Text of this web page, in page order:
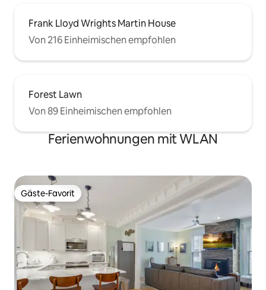
Frank Lloyd Wrights Martin House
Von 216 Einheimischen empfohlen
Forest Lawn
Von 89 Einheimischen empfohlen
Ferienwohnungen mit WLAN
Gäste-Favorit
Gäste-Favorit